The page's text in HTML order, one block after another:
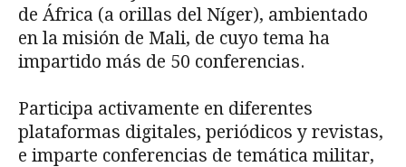
de África (a orillas del Níger), ambientado
en la misión de Mali, de cuyo tema ha
impartido más de 50 conferencias.
Participa activamente en diferentes
plataformas digitales, periódicos y revistas,
e imparte conferencias de temática militar,